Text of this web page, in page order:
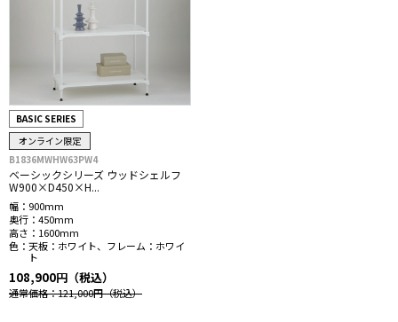
BASIC SERIES
オンライン限定
B1836MWHW63PW4
ベーシックシリーズ ウッドシェルフ
W900×D450×H...
幅： 900mm
奥行： 450mm
高さ： 1600mm
色： 天板：ホワイト、フレーム：ホワイ
ト
108,900円（税込）
通常価格：121,000円（税込）